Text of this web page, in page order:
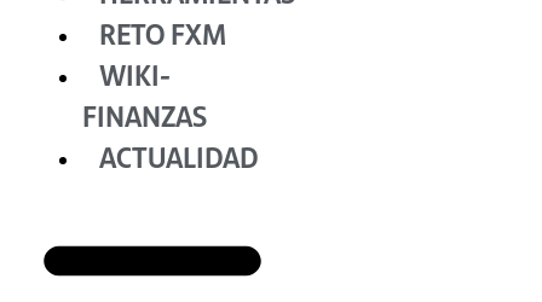
RETO FXM
WIKI-
FINANZAS
ACTUALIDAD